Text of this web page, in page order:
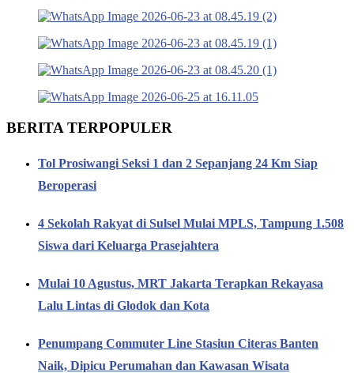
BERITA TERPOPULER
Tol Prosiwangi Seksi 1 dan 2 Sepanjang 24 Km Siap
Beroperasi
4 Sekolah Rakyat di Sulsel Mulai MPLS, Tampung 1.508
Siswa dari Keluarga Prasejahtera
Mulai 10 Agustus, MRT Jakarta Terapkan Rekayasa
Lalu Lintas di Glodok dan Kota
Penumpang Commuter Line Stasiun Citeras Banten
Naik, Dipicu Perumahan dan Kawasan Wisata